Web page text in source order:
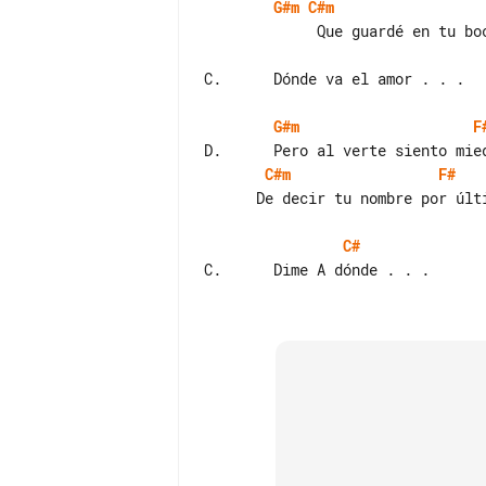
G#m C#m
C.      Dónde va el amor . . .
G#m
C#m
F#
C#
C.      Dime A dónde . . .